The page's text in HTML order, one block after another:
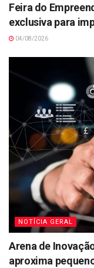
Feira do
exclusiva para
04/08/2026
NOTÍCIA GERAL
Arena de
aproxima